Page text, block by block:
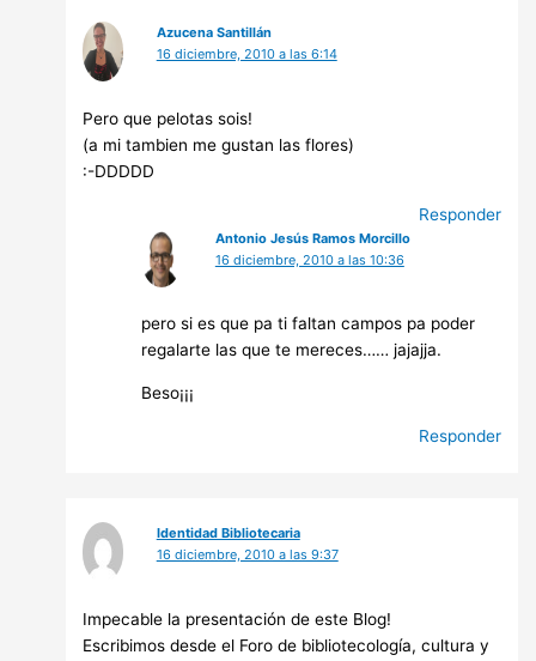
Azucena Santillán
16 diciembre, 2010 a las 6:14
Pero que pelotas sois!
(a mi tambien me gustan las flores)
:-DDDDD
Responder
Antonio Jesús Ramos Morcillo
16 diciembre, 2010 a las 10:36
pero si es que pa ti faltan campos pa poder
regalarte las que te mereces…… jajajja.
Beso¡¡¡
Responder
Identidad Bibliotecaria
16 diciembre, 2010 a las 9:37
Impecable la presentación de este Blog!
Escribimos desde el Foro de bibliotecología, cultura y